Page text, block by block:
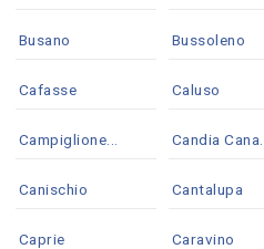
Busano Bussoleno
Cafasse Caluso
Campiglione... Candia Cana...
Canischio Cantalupa
Caprie Caravino